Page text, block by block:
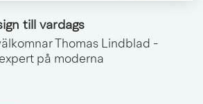
till vardags
Thomas Lindblad -
på moderna